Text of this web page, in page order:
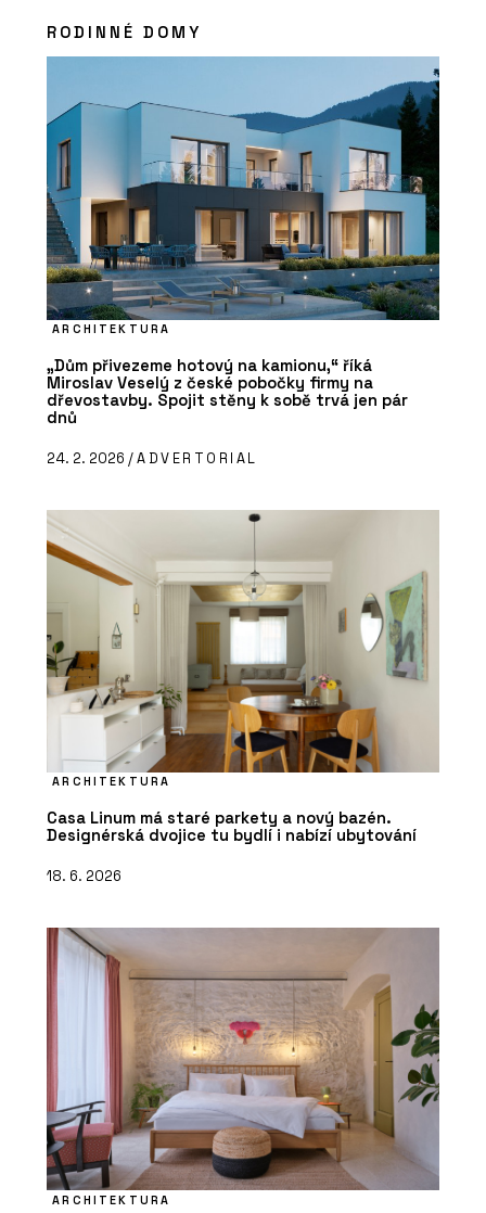
RODINNÉ DOMY
ARCHITEKTURA
„Dům přivezeme hotový na kamionu,“ říká
Miroslav Veselý z české pobočky firmy na
dřevostavby. Spojit stěny k sobě trvá jen pár
dnů
24. 2. 2026 /ADVERTORIAL
ARCHITEKTURA
Casa Linum má staré parkety a nový bazén.
Designérská dvojice tu bydlí i nabízí ubytování
18. 6. 2026
ARCHITEKTURA